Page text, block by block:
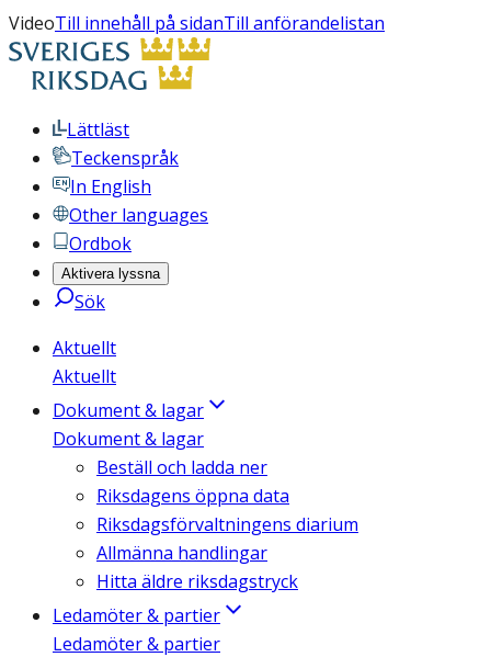
VideoTill innehåll på sidanTill anförandelistan
Lättläst
Teckenspråk
In English
Other languages
Ordbok
Aktivera lyssna
Sök
Aktuellt
Aktuellt
Dokument & lagar
Dokument & lagar
Beställ och ladda ner
Riksdagens öppna data
Riksdagsförvaltningens diarium
Allmänna handlingar
Hitta äldre riksdagstryck
Ledamöter & partier
Ledamöter & partier